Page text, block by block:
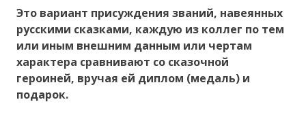
Это вариант присуждения званий, навеянных
русскими сказками, каждую из коллег по тем
или иным внешним данным или чертам
характера сравнивают со сказочной
героиней, вручая ей диплом (медаль) и
подарок.